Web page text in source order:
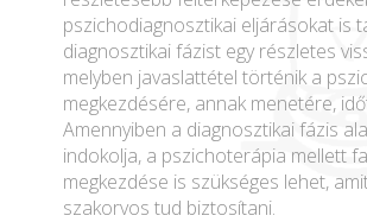
pszichodiagnosztikai eljárásokat is
diagnosztikai fázist egy részletes
melyben javaslattétel történik a
megkezdésére, annak menetére,
Amennyiben a diagnosztikai fázis
indokolja, a pszichoterápia mellett
megkezdése is szükséges lehet,
szakorvos tud biztosítani.